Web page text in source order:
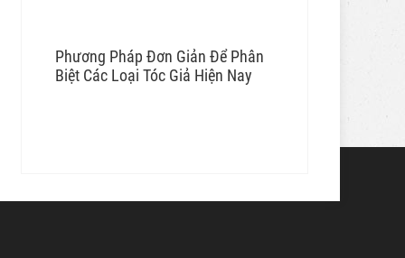
Phương Pháp Đơn Giản Để Phân
Biệt Các Loại Tóc Giả Hiện Nay